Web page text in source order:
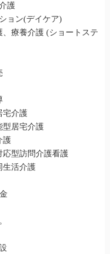
護
ョン(デイケア)
、療養介護 (ショートステ
宅介護
型居宅介護
護
応型訪問介護看護
生活介護